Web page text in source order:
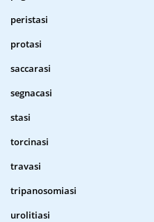
peristasi
protasi
saccarasi
segnacasi
stasi
torcinasi
travasi
tripanosomiasi
urolitiasi